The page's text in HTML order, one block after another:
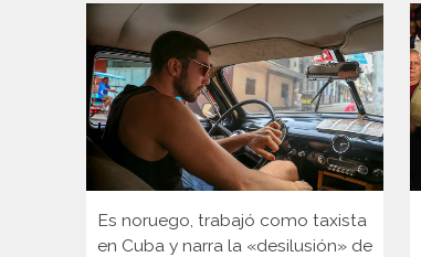
Es noruego, trabajó como taxista
en Cuba y narra la «desilusión» de